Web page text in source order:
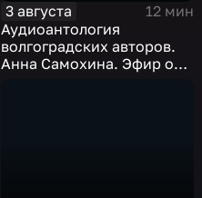
3 августа
12 мин
Аудиоантология
волгоградских авторов.
Анна Самохина. Эфир от